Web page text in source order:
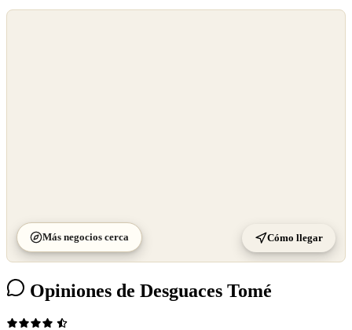
Más negocios cerca Cómo llegar
Opiniones de Desguaces Tomé